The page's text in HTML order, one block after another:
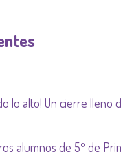
lo alto! Un cierre lleno
alumnos de 5º de